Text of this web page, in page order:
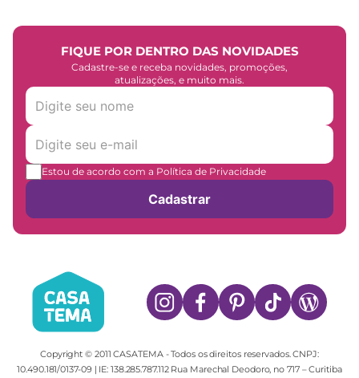
FIQUE POR DENTRO DAS NOVIDADES
Cadastre-se e receba novidades, promoções,
atualizações, e muito mais.
Estou de acordo com a Política de Privacidade
Cadastrar
Copyright © 2011 CASATEMA - Todos os direitos reservados. CNPJ:
10.490.181/0137-09 | IE: 138.285.787.112 Rua Marechal Deodoro, no 717 – Curitiba